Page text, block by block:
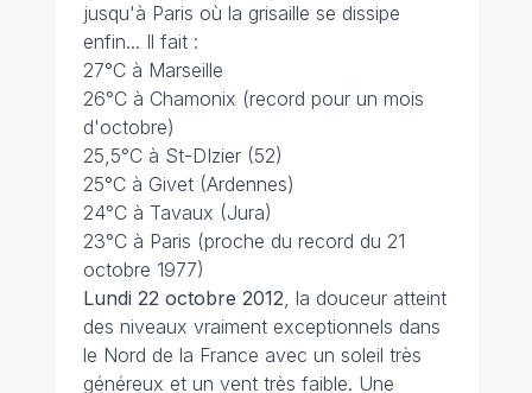
jusqu'à Paris où la grisaille se dissipe
enfin... Il fait :
27°C à Marseille
26°C à Chamonix (record pour un mois
d'octobre)
25,5°C à St-DIzier (52)
25°C à Givet (Ardennes)
24°C à Tavaux (Jura)
23°C à Paris (proche du record du 21
octobre 1977)
Lundi 22 octobre 2012, la douceur atteint
des niveaux vraiment exceptionnels dans
le Nord de la France avec un soleil très
généreux et un vent très faible. Une